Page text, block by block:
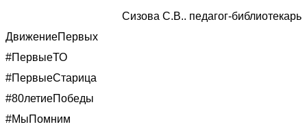
Сизова С.В.. педагог-библиотекарь
ДвижениеПервых
#ПервыеТО
#ПервыеСтарица
#80летиеПобеды
#МыПомним